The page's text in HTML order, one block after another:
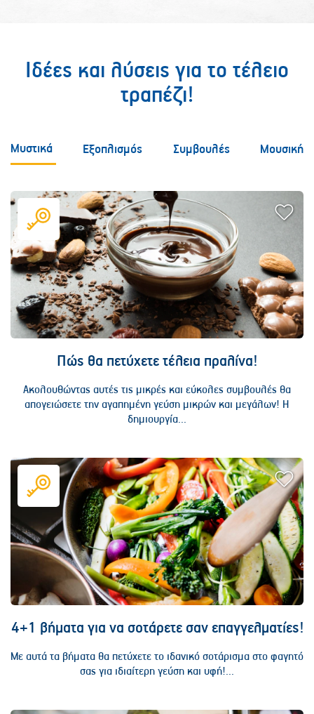
Ιδέες και λύσεις για το τέλειο
τραπέζι!
Μυστικά Εξοπλισμός Συμβουλές Μουσική
Πώς θα πετύχετε τέλεια πραλίνα!
Ακολουθώντας αυτές τις μικρές και εύκολες συμβουλές θα
απογειώσετε την αγαπημένη γεύση μικρών και μεγάλων! Η
δημιουργία...
4+1 βήματα για να σοτάρετε σαν επαγγελματίες!
Με αυτά τα βήματα θα πετύχετε το ιδανικό σοτάρισμα στο φαγητό
σας για ιδιαίτερη γεύση και υφή!...